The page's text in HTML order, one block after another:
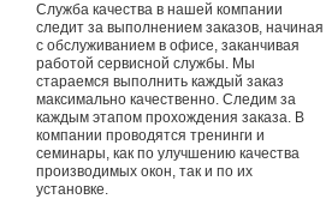
Служба качества в нашей компании
следит за выполнением заказов, начиная
с обслуживанием в офисе, заканчивая
работой сервисной службы. Мы
стараемся выполнить каждый заказ
максимально качественно. Следим за
каждым этапом прохождения заказа. В
компании проводятся тренинги и
семинары, как по улучшению качества
производимых окон, так и по их
установке.